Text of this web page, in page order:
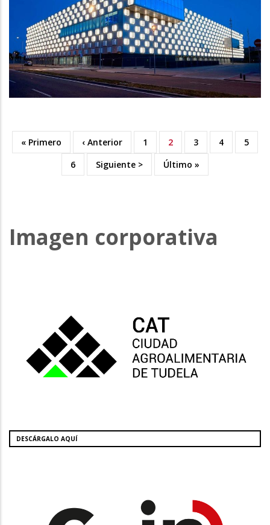
Pagination
First
« Primero
Previous
page
‹ Anterior Orria
1
Uneko
orrialdea
2 Orria
3 Orria
4 Orria
5
Orria
6
Next
Siguiente >
Last
Último »
Imagen corporativa
DESCÁRGALO AQUÍ